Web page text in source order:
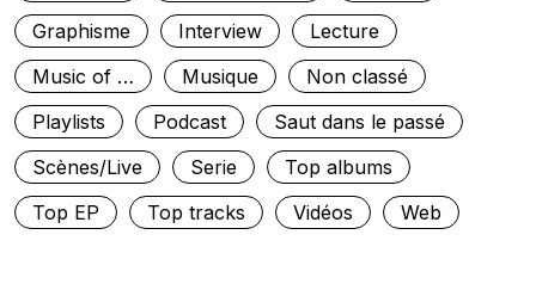
Graphisme
Interview
Lecture
Music of …
Musique
Non classé
Playlists
Podcast
Saut dans le passé
Scènes/Live
Serie
Top albums
Top EP
Top tracks Vidéos Web